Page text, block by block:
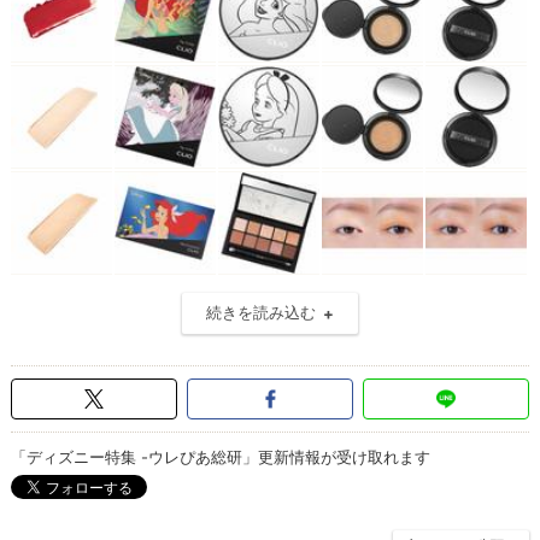
続きを読み込む
「ディズニー特集 -ウレぴあ総研」更新情報が受け取れます